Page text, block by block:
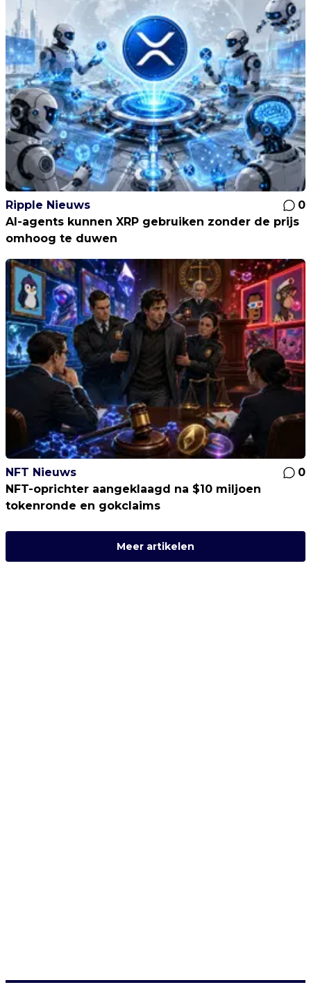
Ripple Nieuws
0
AI-agents kunnen XRP gebruiken zonder de prijs
omhoog te duwen
NFT Nieuws
0
NFT-oprichter aangeklaagd na $10 miljoen
tokenronde en gokclaims
Meer artikelen